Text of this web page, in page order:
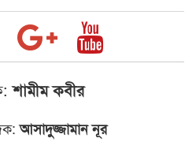
শাখাওয়াত পেলেন স্টার
সুরক্ষায় নাওযাত্রা
শামীম কবীর
আসাদুজ্জামান নূর